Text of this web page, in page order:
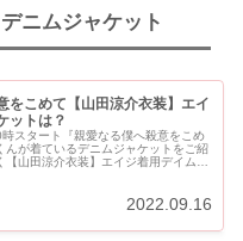
ニムジャケット
をこめて【山田涼介衣装】エイ
ットは？
スタート『親愛なる僕へ殺意をこめ
んが着ているデニムジャケットをご紹
【山田涼介衣装】エイジ着用デイムジ
2022.09.16